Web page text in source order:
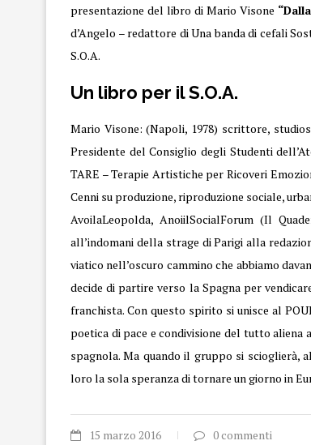
presentazione del libro di Mario Visone
d’Angelo – redattore di Una banda di cefali
S.O.A.
Un libro per il S.O.A.
Mario Visone: (Napoli, 1978) scrittore,
Presidente del Consiglio degli Studenti
TARE – Terapie Artistiche per Ricoveri
Cenni su produzione, riproduzione sociale,
AvoilaLeopolda, AnoiilSocialForum (Il
all’indomani della strage di Parigi alla
viatico nell’oscuro cammino che abbiamo
decide di partire verso la Spagna per
franchista. Con questo spirito si unisce al
poetica di pace e condivisione del tutto aliena
spagnola. Ma quando il gruppo si scioglierà,
loro la sola speranza di tornare un giorno in
15 marzo 2016 0 commenti